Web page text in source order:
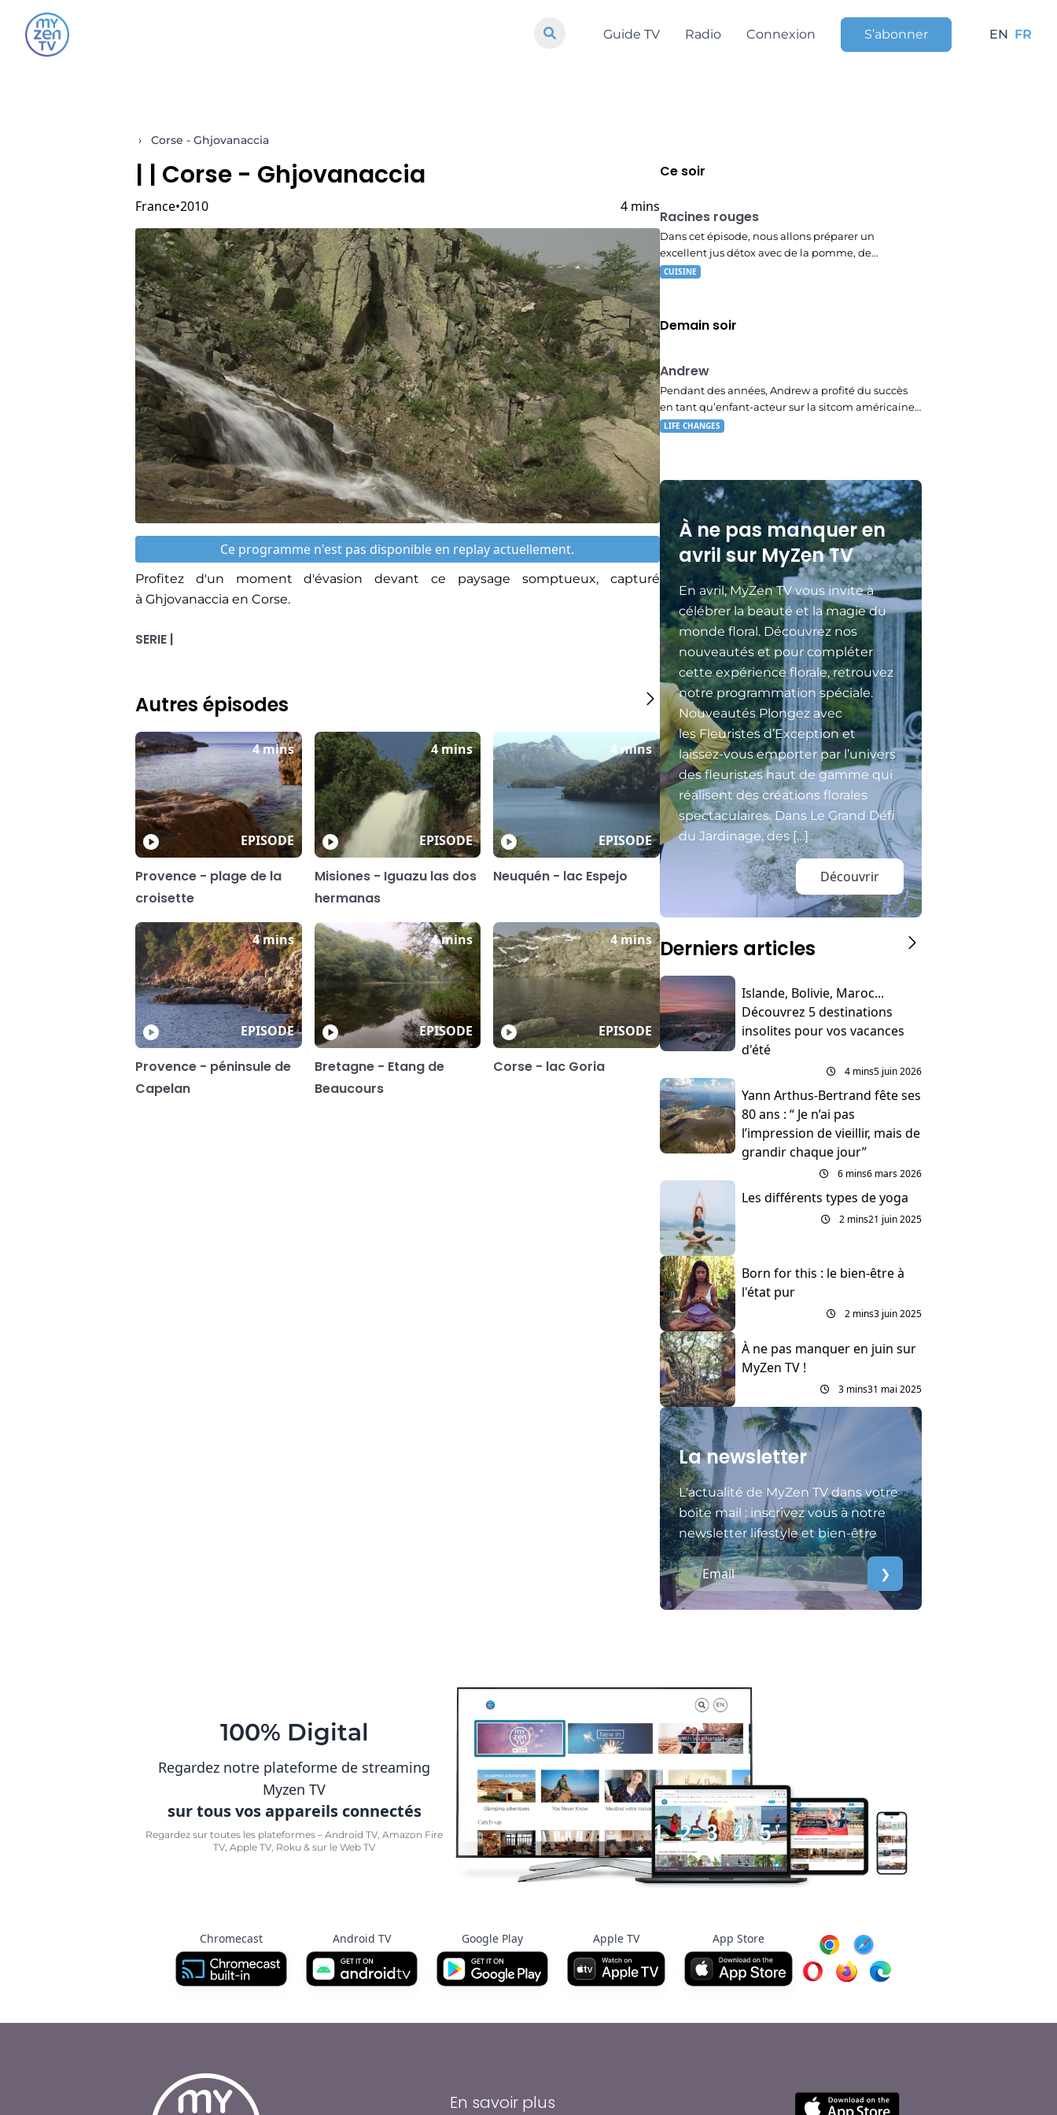
Guide TV Radio Connexion S’abonner EN FR
› Corse - Ghjovanaccia
| | Corse - Ghjovanaccia
France 2010 4 mins
Ce programme n'est pas disponible en replay actuellement.
Profitez d'un moment d'évasion devant ce paysage somptueux, capturé
à Ghjovanaccia en Corse.
SERIE |
Autres épisodes
4 mins
EPISODE
Provence - plage de la
croisette
4 mins
EPISODE
Misiones - Iguazu las dos
hermanas
4 mins
EPISODE
Neuquén - lac Espejo
4 mins
EPISODE
Provence - péninsule de
Capelan
4 mins
EPISODE
Bretagne - Etang de
Beaucours
4 mins
EPISODE
Corse - lac Goria
Ce soir
E01
19:56
Racines rouges
Dans cet épisode, nous allons préparer un
excellent jus détox avec de la pomme, de…
CUISINE
Demain soir
E02
23:15
Andrew
Pendant des années, Andrew a profité du succès
en tant qu’enfant-acteur sur la sitcom américaine…
LIFE CHANGES
À ne pas manquer en
avril sur MyZen TV
En avril, MyZen TV vous invite à
célébrer la beauté et la magie du
monde floral. Découvrez nos
nouveautés et pour compléter
cette expérience florale, retrouvez
notre programmation spéciale.
Nouveautés Plongez avec
les Fleuristes d’Exception et
laissez-vous emporter par l’univers
des fleuristes haut de gamme qui
réalisent des créations florales
spectaculaires. Dans Le Grand Défi
du Jardinage, des […]
Découvrir
Derniers articles
Islande, Bolivie, Maroc...
Découvrez 5 destinations
insolites pour vos vacances
d'été
4 mins5 juin 2026
Yann Arthus-Bertrand fête ses
80 ans : “ Je n’ai pas
l’impression de vieillir, mais de
grandir chaque jour”
6 mins6 mars 2026
Les différents types de yoga
2 mins21 juin 2025
Born for this : le bien-être à
l'état pur
2 mins3 juin 2025
À ne pas manquer en juin sur
MyZen TV !
3 mins31 mai 2025
La newsletter
L'actualité de MyZen TV dans votre
boite mail : inscrivez vous à notre
newsletter lifestyle et bien-être
❯
100% Digital
Regardez notre plateforme de streaming
Myzen TV
sur tous vos appareils connectés
Regardez sur toutes les plateformes – Android TV, Amazon Fire
TV, Apple TV, Roku & sur le Web TV
Chromecast Android TV Google Play Apple TV App Store
En savoir plus